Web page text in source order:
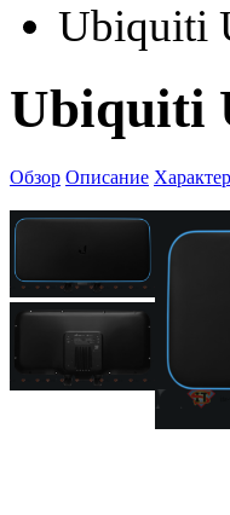
Ubiquiti
Ubiquiti
Обзор Описание